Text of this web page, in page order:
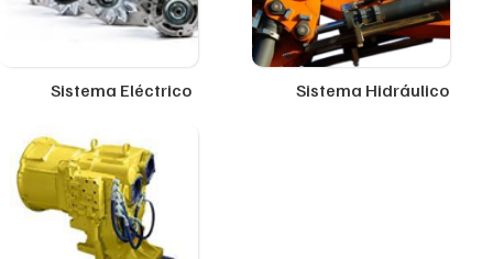
Sistema Eléctrico Sistema Hidráulico